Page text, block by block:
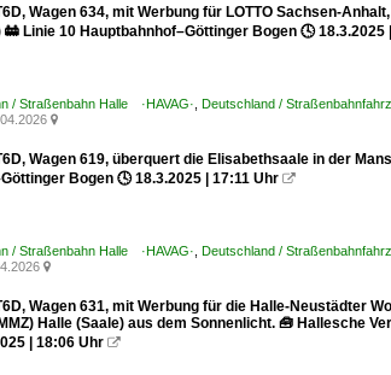
Wagen 634, mit Werbung für LOTTO Sachsen-
Linie 10 Hauptbahnhof–Göttinger Bogen 🕓 18.3.2025
/ Straßenbahn Halle ·HAVAG· Deutschland /

Wagen 619, überquert die Elisabethsaale in der
Bogen 🕓 18.3.2025 | 17:11 Uhr 
/ Straßenbahn Halle ·HAVAG· Deutschland /

Wagen 631, mit Werbung für die Halle-Neustädter
Halle (Saale) aus dem Sonnenlicht. 🧰 Hallesche
| 18:06 Uhr 